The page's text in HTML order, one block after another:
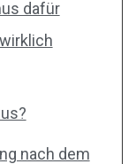
dafür
nach dem